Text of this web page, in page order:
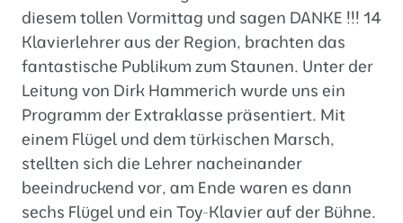
diesem tollen Vormittag und sagen DANKE !!! 14
Klavierlehrer aus der Region, brachten das
fantastische Publikum zum Staunen. Unter der
Leitung von Dirk Hammerich wurde uns ein
Programm der Extraklasse präsentiert. Mit
einem Flügel und dem türkischen Marsch,
stellten sich die Lehrer nacheinander
beeindruckend vor, am Ende waren es dann
sechs Flügel und ein Toy-Klavier auf der Bühne.